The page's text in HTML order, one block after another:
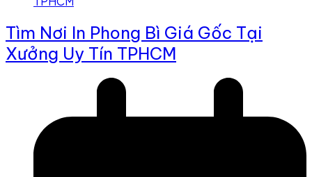
Tìm Nơi In Phong Bì Giá Gốc Tại
Xưởng Uy Tín TPHCM